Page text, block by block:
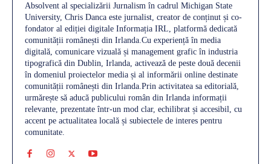
Absolvent al specializării Jurnalism în cadrul Michigan State
University, Chris Danca este jurnalist, creator de conținut și co-
fondator al ediției digitale Informația IRL, platformă dedicată
comunității românești din Irlanda.Cu experiență în media
digitală, comunicare vizuală și management grafic în industria
tipografică din Dublin, Irlanda, activează de peste două decenii
în domeniul proiectelor media și al informării online destinate
comunității românești din Irlanda.Prin activitatea sa editorială,
urmărește să aducă publicului român din Irlanda informații
relevante, prezentate într-un mod clar, echilibrat și accesibil, cu
accent pe actualitatea locală și subiectele de interes pentru
comunitate.